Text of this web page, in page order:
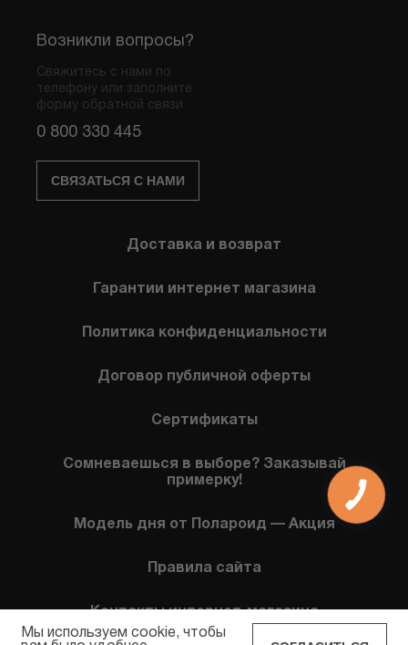
Возникли вопросы?
Свяжитесь с нами по
телефону или заполните
форму обратной связи
0 800 330 445
СВЯЗАТЬСЯ С НАМИ
Доставка и возврат
Гарантии интернет магазина
Политика конфиденциальности
Договор публичной оферты
Сертификаты
Сомневаешься в выборе? Заказывай
примерку!
Модель дня от Полароид — Акция
Правила сайта
Контакты интернет-магазина
Мы используем cookie, чтобы
КНОПКА
СВЯЗИ